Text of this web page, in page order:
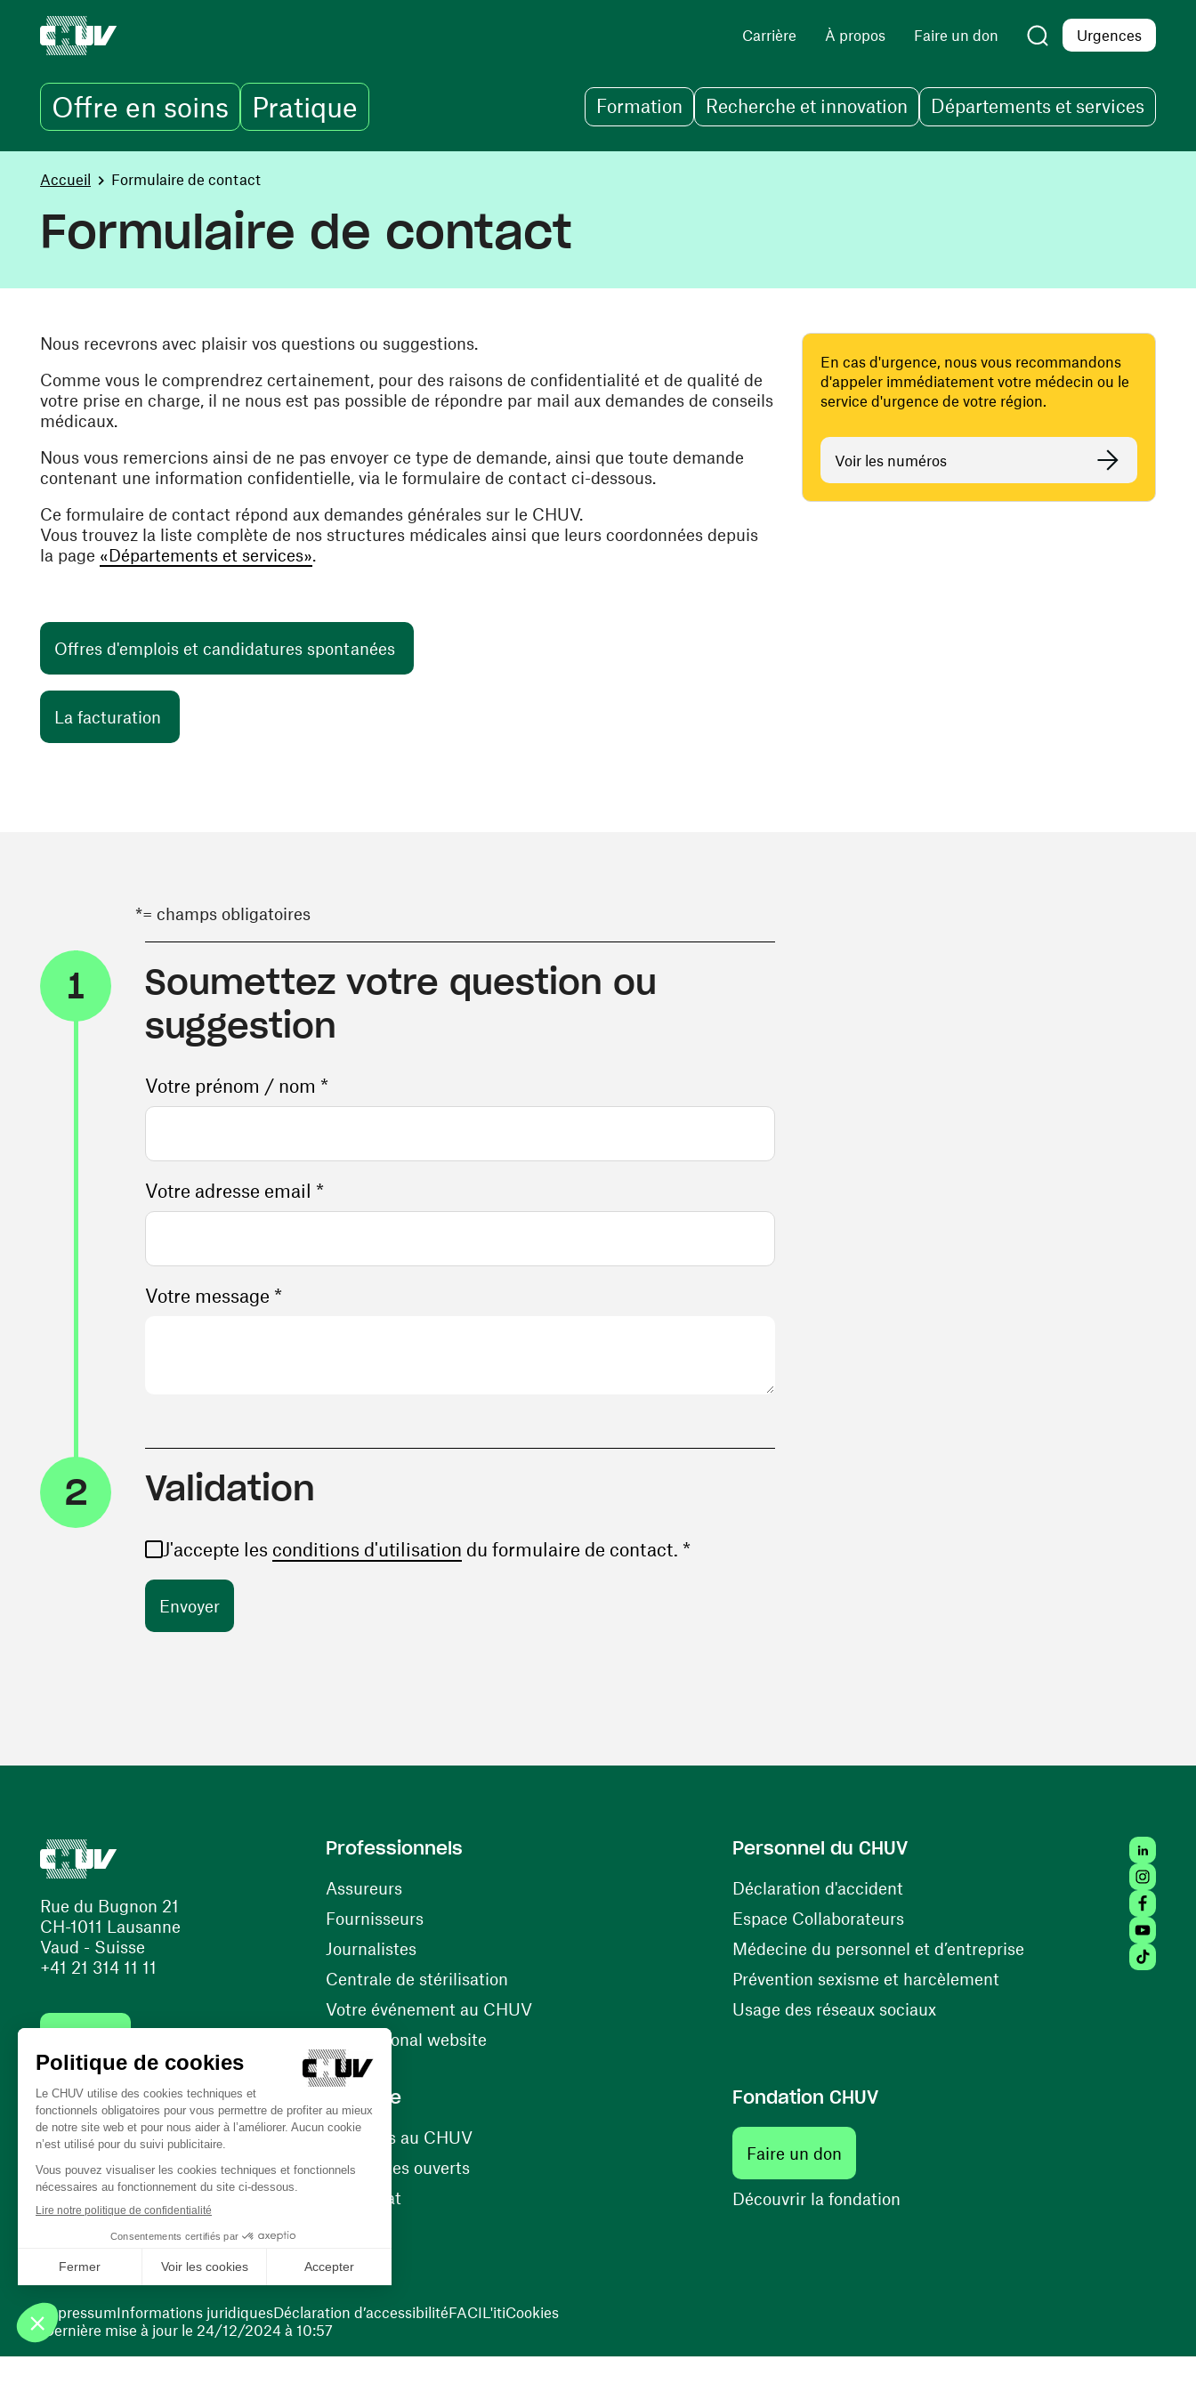
Carrière À propos Faire un don Urgences
Offre en soins Pratique Formation Recherche et innovation Départements et services
You are here:
Accueil Formulaire de contact
Formulaire de contact
Nous recevrons avec plaisir vos questions ou suggestions.
Comme vous le comprendrez certainement, pour des raisons de confidentialité et de qualité de
votre prise en charge, il ne nous est pas possible de répondre par mail aux demandes de conseils
médicaux.
Nous vous remercions ainsi de ne pas envoyer ce type de demande, ainsi que toute demande
contenant une information confidentielle, via le formulaire de contact ci-dessous.
Ce formulaire de contact répond aux demandes générales sur le CHUV.
Vous trouvez la liste complète de nos structures médicales ainsi que leurs coordonnées depuis
la page «Départements et services».
Offres d'emplois et candidatures spontanées
La facturation
En cas d'urgence, nous vous recommandons
d'appeler immédiatement votre médecin ou le
service d'urgence de votre région.
Voir les numéros
*= champs obligatoires
1
Soumettez votre question ou
suggestion
Votre prénom / nom *
Votre adresse email *
Votre message *
2 Validation
J'accepte les conditions d'utilisation (ouvre une nouvelle fenêtre)
du formulaire de contact. *
Rue du Bugnon 21
CH-1011 Lausanne
Vaud - Suisse
+41 21 314 11 11
(ouvre une nouvelle fenêtre)
(ouvre une nouvelle fenêtre)
Professionnels
Assureurs
Fournisseurs(ouvre une nouvelle fenêtre)
Journalistes
Centrale de stérilisation
Votre événement au CHUV(ouvre une nouvelle fenêtre)
International website
Personnel du CHUV
Déclaration d'accident(ouvre une nouvelle fenêtre)
Espace Collaborateurs(ouvre une nouvelle fenêtre)
Médecine du personnel et d’entreprise(ouvre une nouvelle
Prévention sexisme et harcèlement(ouvre une nouvelle
Usage des réseaux sociaux(ouvre une nouvelle fenêtre)
Carrière
Carrières au CHUV(ouvre une nouvelle fenêtre)
Nos postes ouverts(ouvre une nouvelle fenêtre)
Bénévolat
Fondation CHUV
Faire un don(ouvre une nouvelle fenêtre)
Découvrir la fondation(ouvre une nouvelle fenêtre)
Tiktok
Dernière mise à jour le 24/12/2024 à 10:57
ImpressumInformations juridiquesDéclaration d’accessibilitéFACIL'itiCookies